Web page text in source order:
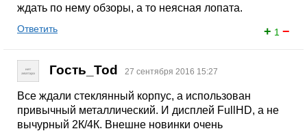
ждать по нему обзоры, а то неясная лопата.
+ 1 −
Ответить
Гость_Tod 27 сентября 2016 15:27
Все ждали стеклянный корпус, а использован
привычный металлический. И дисплей FullHD, а не
вычурный 2К/4К. Внешне новинки очень